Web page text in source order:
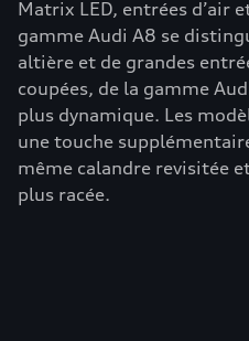
Matrix LED, entrées d’air
gamme Audi A8 se
altière et de grandes
coupées, de la gamme
plus dynamique. Les
une touche
même calandre revisitée
plus racée.